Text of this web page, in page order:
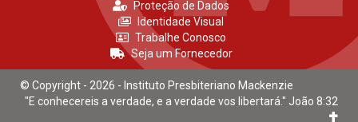
Proteção de Dados
Identidade Visual
Trabalhe Conosco
Seja um Fornecedor
© Copyright - 2026 - Instituto Presbiteriano Mackenzie
"E conhecereis a verdade, e a verdade vos libertará." João 8:32